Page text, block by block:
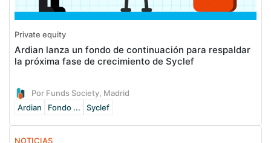
Private equity
Ardian lanza un fondo de continuación para respaldar
la próxima fase de crecimiento de Syclef
Por Funds Society, Madrid
Ardian
Fondo ... Syclef
NOTICIAS